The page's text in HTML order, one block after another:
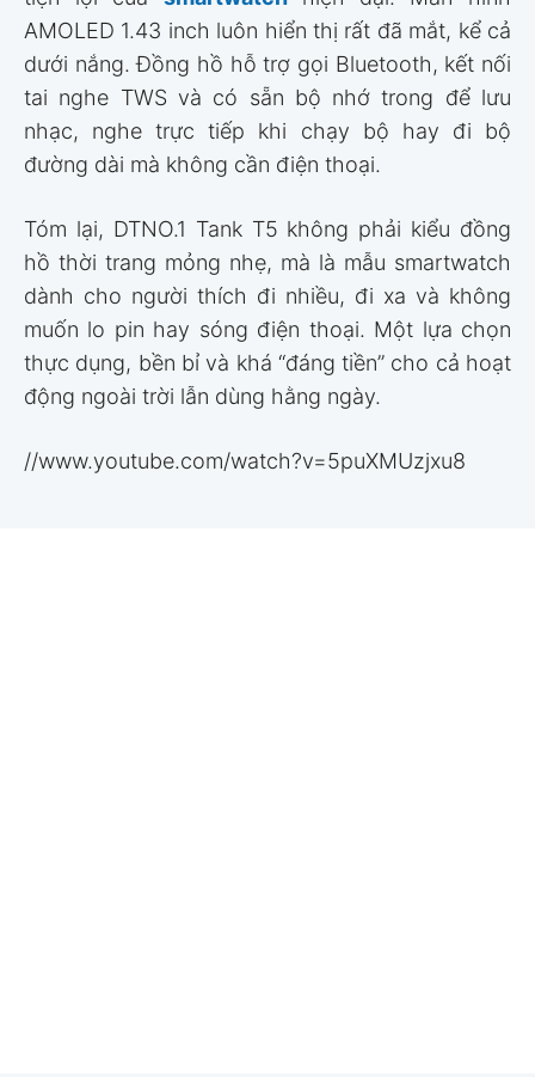
AMOLED 1.43 inch luôn hiển thị rất đã mắt, kể cả
dưới nắng. Đồng hồ hỗ trợ gọi Bluetooth, kết nối
tai nghe TWS và có sẵn bộ nhớ trong để lưu
nhạc, nghe trực tiếp khi chạy bộ hay đi bộ
đường dài mà không cần điện thoại.
Tóm lại, DTNO.1 Tank T5 không phải kiểu đồng
hồ thời trang mỏng nhẹ, mà là mẫu smartwatch
dành cho người thích đi nhiều, đi xa và không
muốn lo pin hay sóng điện thoại. Một lựa chọn
thực dụng, bền bỉ và khá “đáng tiền” cho cả hoạt
động ngoài trời lẫn dùng hằng ngày.
//www.youtube.com/watch?v=5puXMUzjxu8